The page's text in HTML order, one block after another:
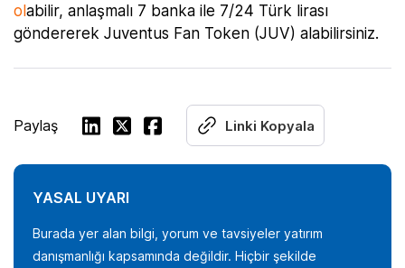
olabilir, anlaşmalı 7 banka ile 7/24 Türk lirası
göndererek Juventus Fan Token (JUV) alabilirsiniz.
Paylaş Linki Kopyala
YASAL UYARI
Burada yer alan bilgi, yorum ve tavsiyeler yatırım
danışmanlığı kapsamında değildir. Hiçbir şekilde